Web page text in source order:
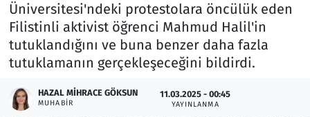
Üniversitesi'ndeki protestolara öncülük eden
Filistinli aktivist öğrenci Mahmud Halil'in
tutuklandığını ve buna benzer daha fazla
tutuklamanın gerçekleşeceğini bildirdi.
HAZAL MIHRACE GÖKSUN
MUHABIR
11.03.2025 - 00:45
YAYINLANMA
Memur ve Kamu
Otomobil